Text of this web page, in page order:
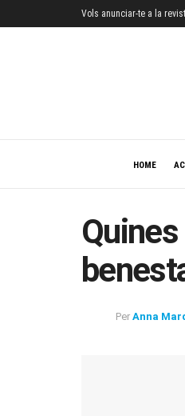
Vols anunciar-te a la
HOME
Per Anna